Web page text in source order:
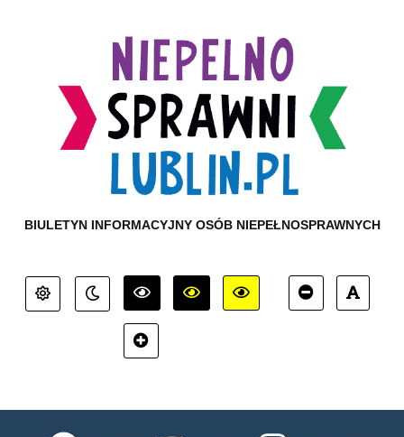
BIULETYN INFORMACYJNY OSÓB NIEPEŁNOSPRAWNYCH